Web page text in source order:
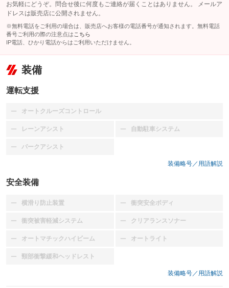
お気軽にどうぞ。問合せ後に何度もご連絡が届くことはありません。 メールア
ドレスは販売店に公開されません。
※無料電話をご利用の場合は、販売店へお客様の電話番号が通知されます。無料電話
番号ご利用の際の注意点は こちら
IP電話、ひかり電話からはご利用いただけません。
装備
運転支援
オートクルーズコントロール
：装備なし
レーンアシスト
：装備なし 自動駐車システム
：装備なし
パークアシスト
：装備なし
装備略号／用語解説
安全装備
横滑り防止装置
：装備なし 衝突安全ボディ
：装備なし
衝突被害軽減システム
：装備なし クリアランスソナー
：装備なし
オートマチックハイビーム
：装備なし オートライト
：装備なし
頸部衝撃緩和ヘッドレスト
：装備なし
装備略号／用語解説